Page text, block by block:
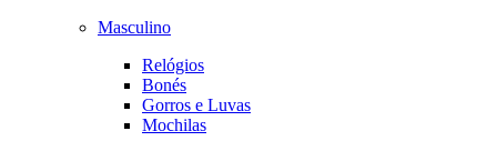
Masculino
Relógios
Bonés
Gorros e Luvas
Mochilas